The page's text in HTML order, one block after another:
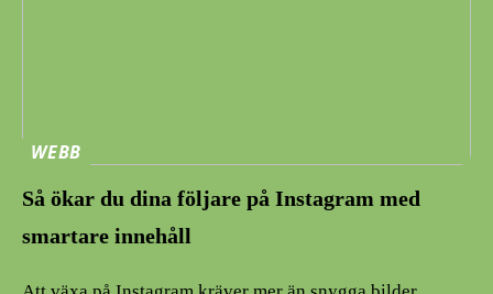
WEBB
Så ökar du dina följare på Instagram med
smartare innehåll